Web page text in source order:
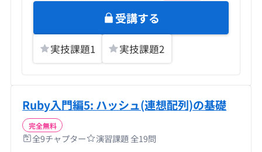
受講する
実技課題1 実技課題2
Ruby入門編5: ハッシュ(連想配列)の基礎
全9チャプター 演習課題 全19問
完全無料